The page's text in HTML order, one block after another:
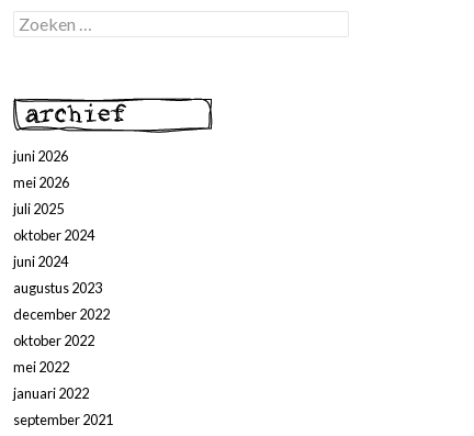
Zoeken
naar:
juni 2026
mei 2026
juli 2025
oktober 2024
juni 2024
augustus 2023
december 2022
oktober 2022
mei 2022
januari 2022
september 2021